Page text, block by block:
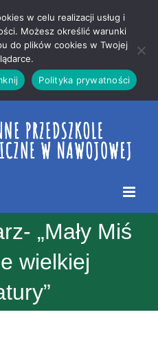
„Mały Miś
wielkiej
w celu realizacji usług i
Możesz określić warunki
do plików cookies w Twojej
Polityka prywatności